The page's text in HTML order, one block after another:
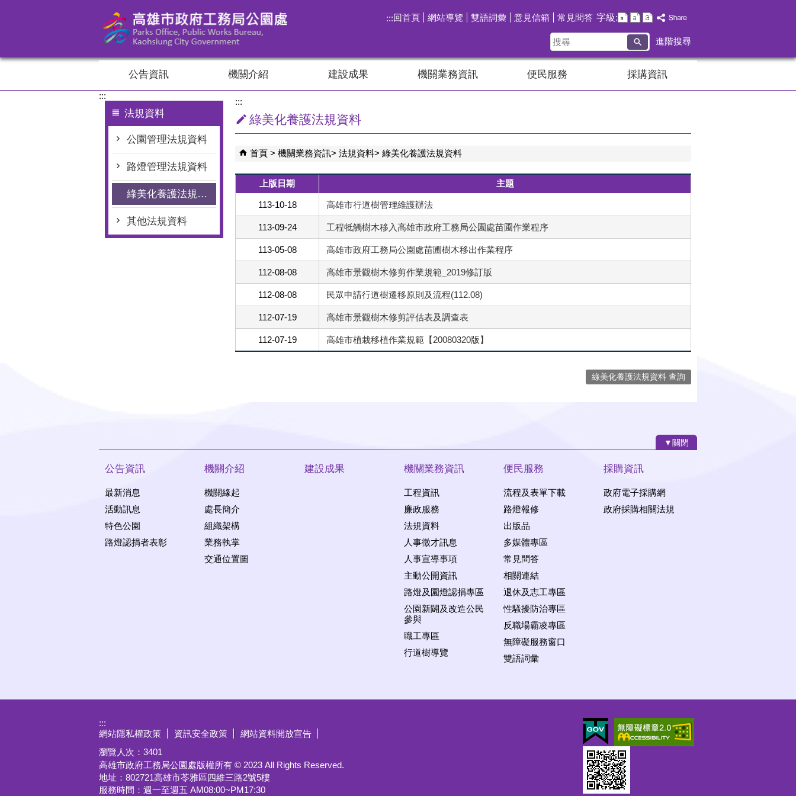
:::回首頁 網站導覽 雙語詞彙 意見信箱 常見問答 字級:
搜
尋
進階搜尋
公告資訊 機關介紹 建設成果 機關業務資訊 便民服務 採購資訊
:::
法規資料
公園管理法規資料
路燈管理法規資料
綠美化養護法規資料
其他法規資料
:::
綠美化養護法規資料
首頁 機關業務資訊 法規資料 綠美化養護法規資料
上版日期 主題
113-10-18 高雄市行道樹管理維護辦法
113-09-24 工程牴觸樹木移入高雄市政府工務局公園處苗圃作業程序
113-05-08 高雄市政府工務局公園處苗圃樹木移出作業程序
112-08-08 高雄市景觀樹木修剪作業規範_2019修訂版
112-08-08 民眾申請行道樹遷移原則及流程(112.08)
112-07-19 高雄市景觀樹木修剪評估表及調查表
112-07-19 高雄市植栽移植作業規範【20080320版】
綠美化養護法規資料 查詢
▼關閉
公告資訊
最新消息
活動訊息
特色公園
路燈認捐者表彰
機關介紹
機關緣起
處長簡介
組織架構
業務執掌
交通位置圖
建設成果 機關業務資訊
工程資訊
廉政服務
法規資料
人事徵才訊息
人事宣導事項
主動公開資訊
路燈及園燈認捐專區
公園新闢及改造公民
參與
職工專區
行道樹導覽
便民服務
流程及表單下載
路燈報修
出版品
多媒體專區
常見問答
相關連結
退休及志工專區
性騷擾防治專區
反職場霸凌專區
無障礙服務窗口
雙語詞彙
採購資訊
政府電子採購網
政府採購相關法規
:::
網站隱私權政策
資訊安全政策
網站資料開放宣告
瀏覽人次： 3401
高雄市政府工務局公園處版權所有 © 2023 All Rights Reserved.
地址：802721高雄市苓雅區四維三路2號5樓
服務時間：週一至週五 AM08:00~PM17:30